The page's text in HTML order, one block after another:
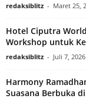
redaksiblitz - Maret 25,
Hotel Ciputra
Workshop untuk
redaksiblitz - Juli 7, 2026
Harmony
Suasana Berbuka